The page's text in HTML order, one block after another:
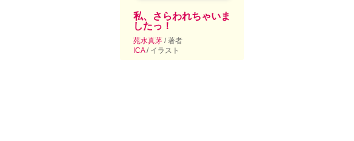
私、さらわれちゃいま
したっ！
苑水真茅 / 著者
ICA/ イラスト